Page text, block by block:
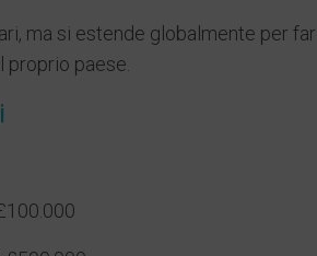
ma si estende globalmente per
paese.